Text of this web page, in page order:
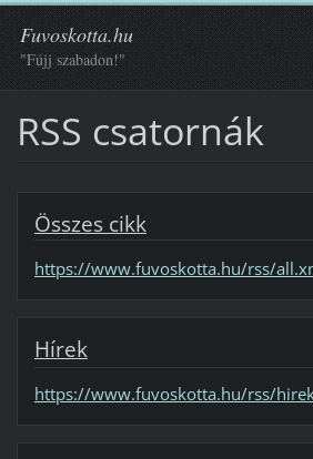
Fuvoskotta.hu
"Fújj szabadon!"
RSS csatornák
Összes cikk
https://www.fuvoskotta.hu/rss/
Hírek
https://www.fuvoskotta.hu/rss/